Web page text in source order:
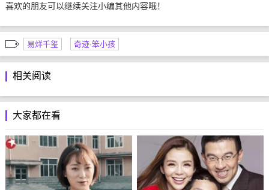
喜欢的朋友可以继续关注小编其他内容哦！
易烊千玺 奇迹·笨小孩
相关阅读
大家都在看